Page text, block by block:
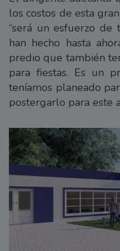
los costos de esta
“será un esfuerzo de
han hecho hasta
predio que también
para fiestas. Es un
teníamos planeado
postergarlo para este